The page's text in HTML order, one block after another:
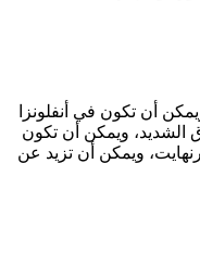
أن تكون في أنفلونزا
الشديد، ويمكن أن تكون
المريض 38 درجة أو 100 فهرنهايت، ويمكن أن تزيد عن